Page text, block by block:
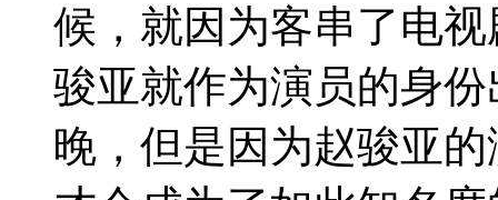
候，就因为客串了电
骏亚就作为演员的身
晚，但是因为赵骏亚